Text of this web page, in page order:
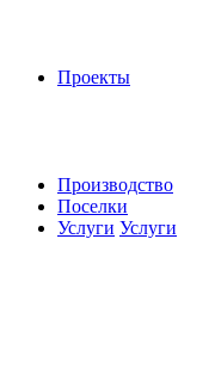
Проекты
Производство
Поселки
Услуги Услуги